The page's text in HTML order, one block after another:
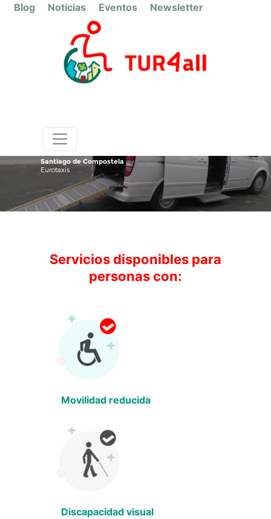
Blog Noticias Eventos Newsletter
Santiago de Compostela
Eurotaxis
Servicios disponibles para
personas con:
Movilidad reducida
Discapacidad visual